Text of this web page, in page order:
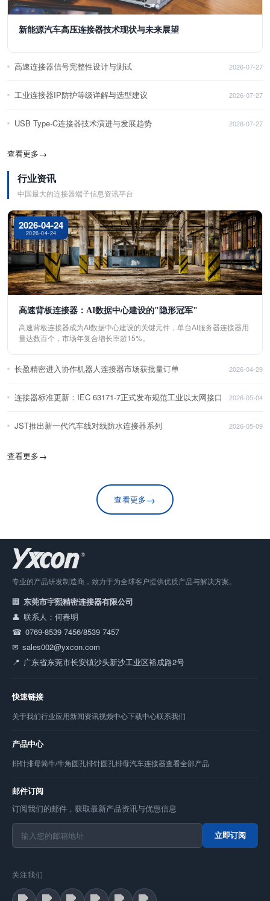
新能源汽车高压连接器技术现状与未来展望
高速连接器信号完整性设计与测试 2026-07-27
工业连接器IP防护等级详解与选型建议 2026-07-27
USB Type-C连接器技术演进与发展趋势 2026-07-27
查看更多→
行业资讯
中国最大的连接器端子信息资讯平台
2026-04-24
2026-04-24
高速背板连接器：AI数据中心建设的"隐形冠军"
高速背板连接器成为AI数据中心建设的关键元件，单台AI服务器连接器用
量达数百个，市场年复合增长率超15%。
长盈精密进入协作机器人连接器市场获批量订单 2026-04-29
连接器标准更新：IEC 63171-7正式发布规范工业以太网接口 2026-05-04
JST推出新一代汽车线对线防水连接器系列 2026-05-09
查看更多→
查看更多→
专业的产品研发制造商，致力于为全球客户提供优质产品与解决方案。
东莞市宇熙精密连接器有限公司
联系人：何春明
0769-8539 7456/8539 7457
sales002@yxcon.com
广东省东莞市长安镇沙头新沙工业区裕成路2号
快速链接
关于我们行业应用新闻资讯视频中心下载中心联系我们
产品中心
排针排母简牛/牛角圆孔排针圆孔排母汽车连接器查看全部产品
邮件订阅
订阅我们的邮件，获取最新产品资讯与优惠信息
立即订阅
关注我们